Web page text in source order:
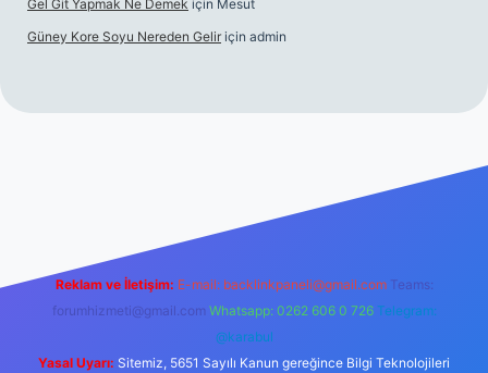
Gel Git Yapmak Ne Demek için Mesut
Güney Kore Soyu Nereden Gelir için admin
Reklam ve İletişim: E-mail: backlinkpaneli@gmail.com Teams:
forumhizmeti@gmail.com Whatsapp: 0262 606 0 726 Telegram:
@karabul
Yasal Uyarı: Sitemiz, 5651 Sayılı Kanun gereğince Bilgi Teknolojileri